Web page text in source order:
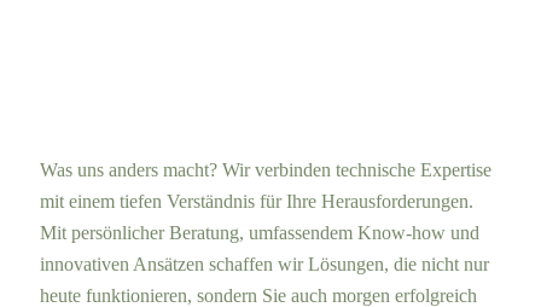
Was uns anders macht? Wir verbinden technische Expertise
mit einem tiefen Verständnis für Ihre Herausforderungen.
Mit persönlicher Beratung, umfassendem Know-how und
innovativen Ansätzen schaffen wir Lösungen, die nicht nur
heute funktionieren, sondern Sie auch morgen erfolgreich